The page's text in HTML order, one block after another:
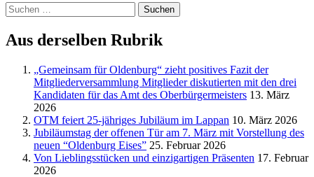
Suchen
nach:
Aus derselben Rubrik
„Gemeinsam für Oldenburg“ zieht positives Fazit der
Mitgliederversammlung Mitglieder diskutierten mit den drei
Kandidaten für das Amt des Oberbürgermeisters 13. März
2026
OTM feiert 25-jähriges Jubiläum im Lappan 10. März 2026
Jubiläumstag der offenen Tür am 7. März mit Vorstellung des
neuen “Oldenburg Eises” 25. Februar 2026
Von Lieblingsstücken und einzigartigen Präsenten 17. Februar
2026